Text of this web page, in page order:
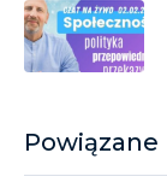
Powiązane